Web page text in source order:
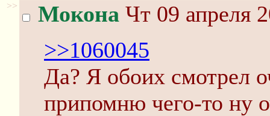
>> Мокона Чт 09 апреля
>>1060045
Да? Я обоих смотрел
припомню чего-то ну